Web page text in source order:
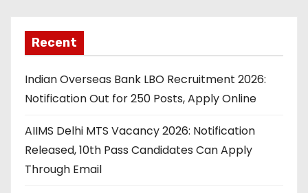
Recent
Indian Overseas Bank LBO Recruitment 2026:
Notification Out for 250 Posts, Apply Online
AIIMS Delhi MTS Vacancy 2026: Notification
Released, 10th Pass Candidates Can Apply
Through Email